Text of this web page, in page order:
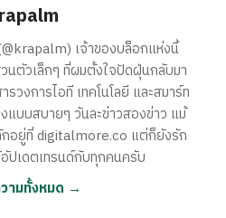
เจ้าของบล็อกแห่งนี้
ตัวเล็กๆ ที่ผมตั้งใจปัดฝุ่นกลับมา
รวงการไอที เทคโนโลยี และสมาร์ท
แบบสบายๆ วันละข่าวสองข่าว แม้
อยู่ที่ digitalmore.co แต่ก็ยังรัก
ปเดตเทรนด์กับทุกคนครับ
ามทั้งหมด →